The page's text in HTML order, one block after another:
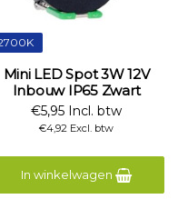
Mini LED Spot 3W 12V
Inbouw IP65 Zwart
€5,95 Incl. btw
€4,92 Excl. btw
In winkelwagen